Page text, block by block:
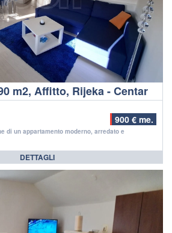
m2, Affitto, Rijeka - Centar
900 € me.
di un appartamento moderno, arredato e
DETTAGLI